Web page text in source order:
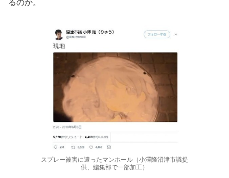
るのか。
スプレー被害に遭ったマンホール（小澤隆沼津市議提
供、編集部で一部加工）